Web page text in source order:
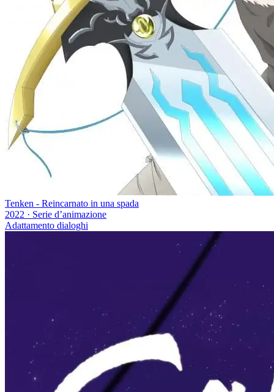
Tenken - Reincarnato in una spada
2022 · Serie d’animazione
Adattamento dialoghi